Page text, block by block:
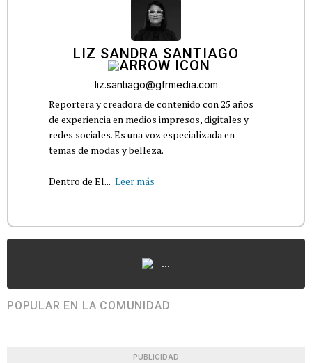
LIZ SANDRA SANTIAGO
liz.santiago@gfrmedia.com
Reportera y creadora de contenido con 25 años
de experiencia en medios impresos, digitales y
redes sociales. Es una voz especializada en
temas de modas y belleza.
Dentro de El... Leer más
...
POPULAR EN LA COMUNIDAD
PUBLICIDAD